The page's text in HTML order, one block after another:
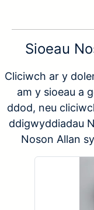
Sioeau
Cliciwch ar y
am y sioeau a
ddod, neu
ddigwyddiadau
Noson Allan